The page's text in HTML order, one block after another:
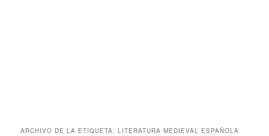
ARCHIVO DE LA ETIQUETA:LITERATURA MEDIEVAL ESPAÑOLA